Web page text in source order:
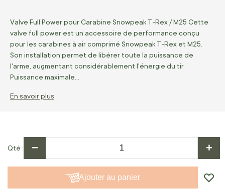
Valve Full Power pour Carabine Snowpeak T-Rex / M25 Cette
valve full power est un accessoire de performance conçu
pour les carabines à air comprimé Snowpeak T-Rex et M25.
Son installation permet de libérer toute la puissance de
l'arme, augmentant considérablement l'énergie du tir.
Puissance maximale…
En savoir plus
Qté − +
Ajouter au panier